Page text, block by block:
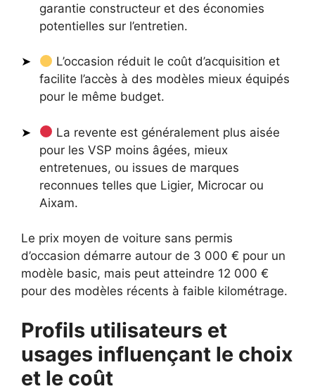
garantie constructeur et des économies
potentielles sur l’entretien.
L’occasion réduit le coût d’acquisition et
facilite l’accès à des modèles mieux équipés
pour le même budget.
La revente est généralement plus aisée
pour les VSP moins âgées, mieux
entretenues, ou issues de marques
reconnues telles que Ligier, Microcar ou
Aixam.
Le prix moyen de voiture sans permis
d’occasion démarre autour de 3 000 € pour un
modèle basic, mais peut atteindre 12 000 €
pour des modèles récents à faible kilométrage.
Profils utilisateurs et
usages influençant le choix
et le coût